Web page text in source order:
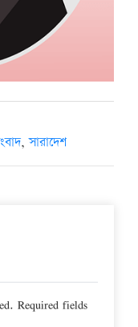
,সারাদেশ
Required fields